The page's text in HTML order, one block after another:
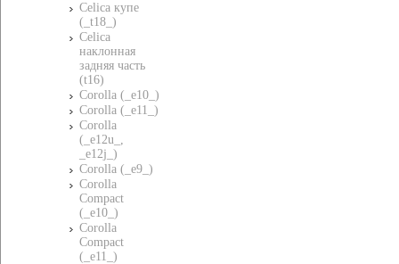
Celica купе
(_t18_)
Celica
наклонная
задняя часть
(t16)
Corolla (_e10_)
Corolla (_e11_)
Corolla
(_e12u_,
_e12j_)
Corolla (_e9_)
Corolla
Compact
(_e10_)
Corolla
Compact
(_e11_)